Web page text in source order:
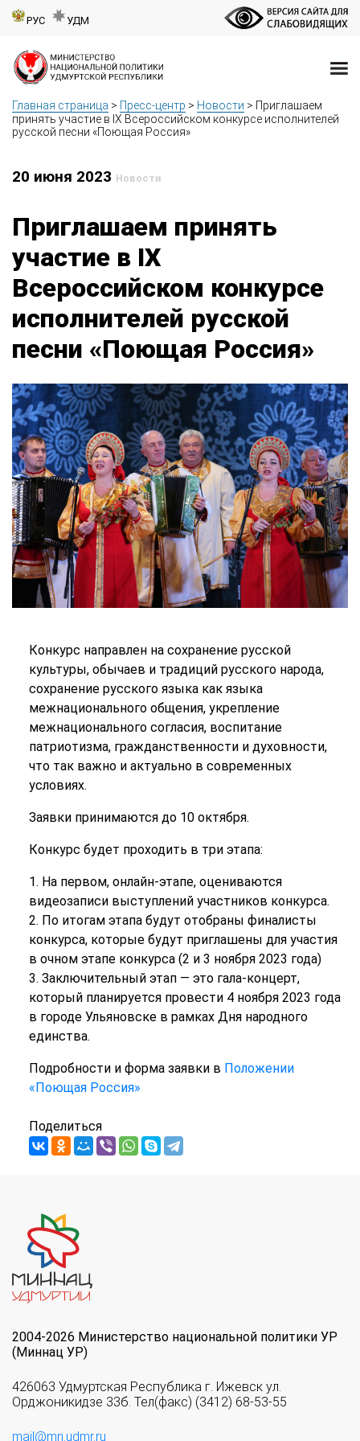
РУС УДМ
Главная страница > Пресс-центр > Новости > Приглашаем
принять участие в IX Всероссийском конкурсе исполнителей
русской песни «Поющая Россия»
20 июня 2023 Новости
Приглашаем принять
участие в IX
Всероссийском конкурсе
исполнителей русской
песни «Поющая Россия»
Конкурс направлен на сохранение русской
культуры, обычаев и традиций русского народа,
сохранение русского языка как языка
межнационального общения, укрепление
межнационального согласия, воспитание
патриотизма, гражданственности и духовности,
что так важно и актуально в современных
условиях.
Заявки принимаются до 10 октября.
Конкурс будет проходить в три этапа:
1. На первом, онлайн-этапе, оцениваются
видеозаписи выступлений участников конкурса.
2. По итогам этапа будут отобраны финалисты
конкурса, которые будут приглашены для участия
в очном этапе конкурса (2 и 3 ноября 2023 года)
3. Заключительный этап — это гала-концерт,
который планируется провести 4 ноября 2023 года
в городе Ульяновске в рамках Дня народного
единства.
Подробности и форма заявки в Положении
«Поющая Россия»
Поделиться
2004-2026 Министерство национальной политики УР
(Миннац УР)
426063 Удмуртская Республика г. Ижевск ул.
Орджоникидзе 33б. Тел(факс) (3412) 68-53-55
mail@mn.udmr.ru